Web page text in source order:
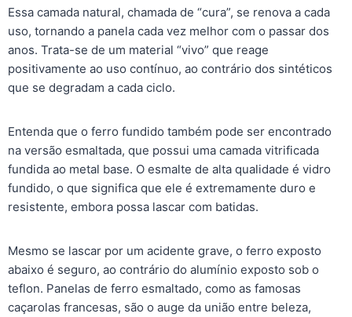
Essa camada natural, chamada de “cura”, se renova a cada
uso, tornando a panela cada vez melhor com o passar dos
anos. Trata-se de um material “vivo” que reage
positivamente ao uso contínuo, ao contrário dos sintéticos
que se degradam a cada ciclo.
Entenda que o ferro fundido também pode ser encontrado
na versão esmaltada, que possui uma camada vitrificada
fundida ao metal base. O esmalte de alta qualidade é vidro
fundido, o que significa que ele é extremamente duro e
resistente, embora possa lascar com batidas.
Mesmo se lascar por um acidente grave, o ferro exposto
abaixo é seguro, ao contrário do alumínio exposto sob o
teflon. Panelas de ferro esmaltado, como as famosas
caçarolas francesas, são o auge da união entre beleza,